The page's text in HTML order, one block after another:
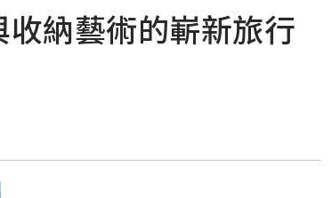
納藝術的嶄新旅行